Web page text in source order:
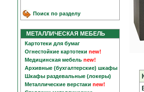
Поиск по разделу
МЕТАЛЛИЧЕСКАЯ МЕБЕЛЬ
Картотеки для бумаг
Огнестойкие картотеки new!
Медицинская мебель new!
Архивные (бухгалтерские) шкафы
Шкафы раздевальные (локеры)
Металлические верстаки new!